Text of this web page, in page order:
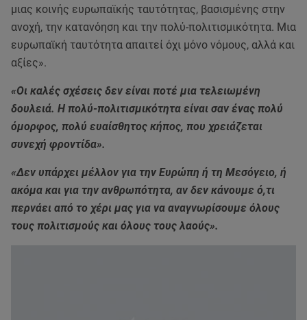
μιας κοινής ευρωπαϊκής ταυτότητας, βασισμένης στην
ανοχή, την κατανόηση και την πολύ-πολιτισμικότητα. Μια
ευρωπαϊκή ταυτότητα απαιτεί όχι μόνο νόμους, αλλά και
αξίες».
«Οι καλές σχέσεις δεν είναι ποτέ μια τελειωμένη
δουλειά. Η πολύ-πολιτισμικότητα είναι σαν ένας πολύ
όμορφος, πολύ ευαίσθητος κήπος, που χρειάζεται
συνεχή φροντίδα».
«Δεν υπάρχει μέλλον για την Ευρώπη ή τη Μεσόγειο, ή
ακόμα και για την ανθρωπότητα, αν δεν κάνουμε ό,τι
περνάει από το χέρι μας για να αναγνωρίσουμε όλους
τους πολιτισμούς και όλους τους λαούς».